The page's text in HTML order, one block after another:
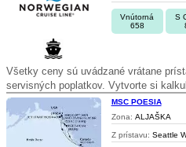
Vnútorná
658
S
Všetky ceny sú uvádzané vrátane
servisných poplatkov. Vytvorte si
MSC POESIA
Zona: ALJAŠKA
Z prístavu: Seattle